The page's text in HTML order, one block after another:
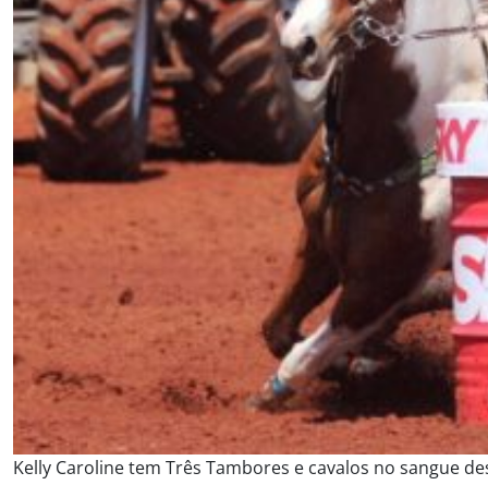
Kelly Caroline tem Três Tambores e cavalos no sangue